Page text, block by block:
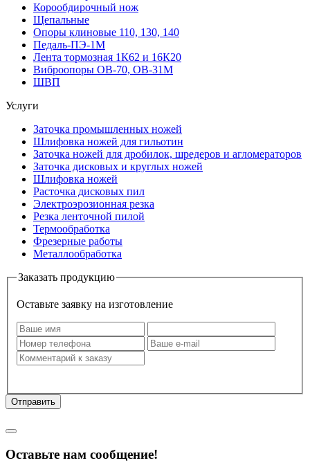
Корообдирочный нож
Щепальные
Опоры клиновые 110, 130, 140
Педаль-ПЭ-1М
Лента тормозная 1К62 и 16К20
Виброопоры OB-70, OB-31M
ШВП
Услуги
Заточка промышленных ножей
Шлифовка ножей для гильотин
Заточка ножей для дробилок, шредеров и агломераторов
Заточка дисковых и круглых ножей
Шлифовка ножей
Расточка дисковых пил
Электроэрозионная резка
Резка ленточной пилой
Термообработка
Фрезерные работы
Металлообработка
Заказать продукцию
Оставьте заявку на изготовление
Отправить
Оставьте нам сообщение!